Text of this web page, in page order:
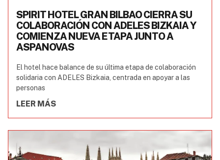
SPIRIT HOTEL GRAN BILBAO CIERRA SU
COLABORACIÓN CON ADELES BIZKAIA Y
COMIENZA NUEVA ETAPA JUNTO A
ASPANOVAS
El hotel hace balance de su última etapa de colaboración
solidaria con ADELES Bizkaia, centrada en apoyar a las
personas
LEER MÁS